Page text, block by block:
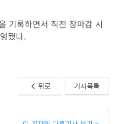
기록하면서 직전 장마감 시
됐다.
뒤로 기사목록